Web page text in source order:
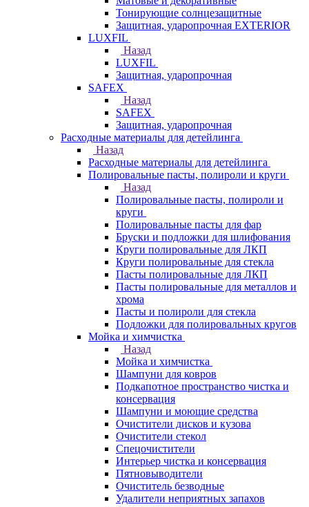
Тонирующие солнцезащитные
Защитная, ударопрочная EXTERIOR
LUXFIL
Назад
LUXFIL
Защитная, ударопрочная
SAFEX
Назад
SAFEX
Защитная, ударопрочная
Расходные материалы для детейлинга
Назад
Расходные материалы для детейлинга
Полировальные пасты, полироли и круги
Назад
Полировальные пасты, полироли и
круги
Полировальные пасты для фар
Бруски и подложки для шлифования
Круги полировальные для ЛКП
Круги полировальные для стекла
Пасты полировальные для ЛКП
Пасты полировальные для металлов и
хрома
Пасты и полироли для стекла
Подложки для полировальных кругов
Мойка и химчистка
Назад
Мойка и химчистка
Шампуни для ковров
Подкапотное пространство чистка и
консервация
Шампуни и моющие средства
Очистители дисков и кузова
Очистители стекол
Спецочистители
Интерьер чистка и консервация
Пятновыводители
Очиститель безводные
Удалители неприятных запахов